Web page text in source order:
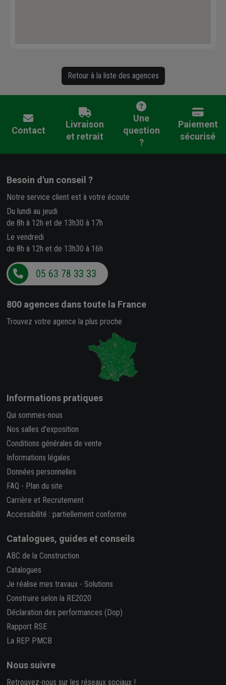
Retour à la liste des agences
Contact
Livraison
et retrait
Une
question
?
Paiement
sécurisé
Besoin d'un conseil ?
Notre service client est à votre écoute
Du lundi au jeudi
de 8h à 12h et de 13h30 à 17h
Le vendredi
de 8h à 12h et de 13h30 à 16h
05 63 78 33 33
800 agences dans toute la France
Trouvez votre agence la plus proche
Informations pratiques
Qui sommes-nous
Nos salles d'exposition
Conditions générales de vente
Informations légales
Données personnelles
FAQ - Plan du site
Carrière et Recrutement
Accessibilité : partiellement conforme
Catalogues, guides et conseils
ABC de la Construction
Catalogues
Je réalise mes travaux - Solutions
Construire selon la RE2020
Déclaration des performances (Dop)
Rapport RSE
La REP PMCB
Nous suivre
Retrouvez-nous sur les réseaux sociaux !